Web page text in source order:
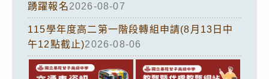
踴躍報名2026-08-07
115學年度高二第一階段轉組申請(8月13日中
午12點截止)2026-08-06